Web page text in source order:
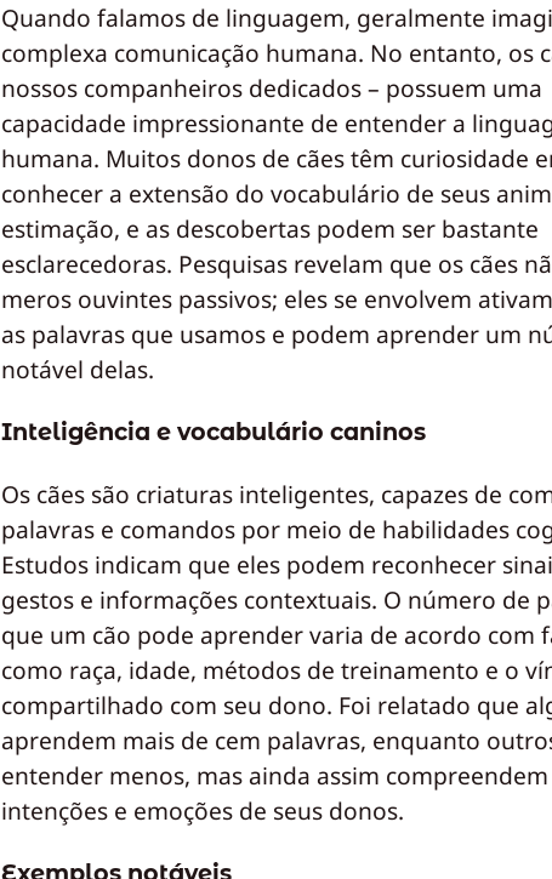
Quando falamos de linguagem, geralmente
complexa comunicação humana. No entanto, os
nossos companheiros dedicados – possuem uma
capacidade impressionante de entender a
humana. Muitos donos de cães têm curiosidade
conhecer a extensão do vocabulário de seus
estimação, e as descobertas podem ser bastante
esclarecedoras. Pesquisas revelam que os cães
meros ouvintes passivos; eles se envolvem
as palavras que usamos e podem aprender um
notável delas.
Inteligência e vocabulário caninos
Os cães são criaturas inteligentes, capazes de
palavras e comandos por meio de habilidades
Estudos indicam que eles podem reconhecer
gestos e informações contextuais. O número de
que um cão pode aprender varia de acordo com
como raça, idade, métodos de treinamento e o
compartilhado com seu dono. Foi relatado que
aprendem mais de cem palavras, enquanto
entender menos, mas ainda assim compreendem
intenções e emoções de seus donos.
Exemplos notáveis